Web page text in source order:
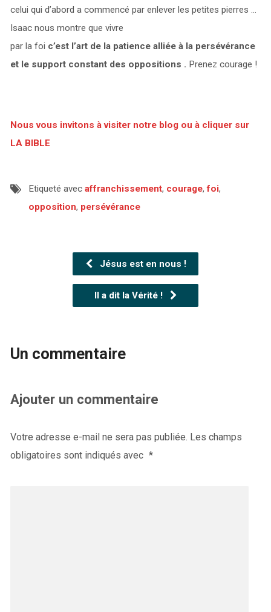
celui qui d’abord a commencé par enlever les petites pierres …
Isaac nous montre que vivre
par la foi c’est l’art de la patience alliée à la persévérance
et le support constant des oppositions . Prenez courage !
Nous vous invitons à visiter notre blog ou à cliquer sur
LA BIBLE
Etiqueté avec affranchissement, courage,foi,
opposition, persévérance
Jésus est en nous !
Il a dit la Vérité !
Un commentaire
Ajouter un commentaire
Votre adresse e-mail ne sera pas publiée. Les champs
obligatoires sont indiqués avec *